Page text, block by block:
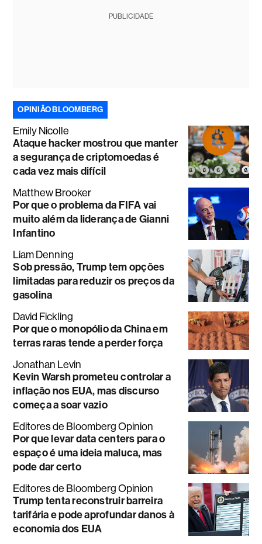
PUBLICIDADE
OPINIÃO BLOOMBERG
Emily Nicolle
Ataque hacker mostrou que manter
a segurança de criptomoedas é
cada vez mais difícil
Matthew Brooker
Por que o problema da FIFA vai
muito além da liderança de Gianni
Infantino
Liam Denning
Sob pressão, Trump tem opções
limitadas para reduzir os preços da
gasolina
David Fickling
Por que o monopólio da China em
terras raras tende a perder força
Jonathan Levin
Kevin Warsh prometeu controlar a
inflação nos EUA, mas discurso
começa a soar vazio
Editores de Bloomberg Opinion
Por que levar data centers para o
espaço é uma ideia maluca, mas
pode dar certo
Editores de Bloomberg Opinion
Trump tenta reconstruir barreira
tarifária e pode aprofundar danos à
economia dos EUA